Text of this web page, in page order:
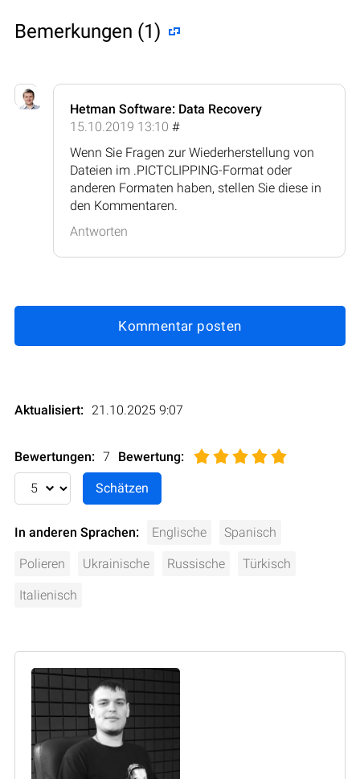
Bemerkungen (1)
Hetman Software: Data Recovery
15.10.2019 13:10 #
Wenn Sie Fragen zur Wiederherstellung von
Dateien im .PICTCLIPPING-Format oder
anderen Formaten haben, stellen Sie diese in
den Kommentaren.
Antworten
Kommentar posten
Aktualisiert: 21.10.2025 9:07
Bewertungen: 7 Bewertung:
In anderen Sprachen: Englische Spanisch
Polieren Ukrainische Russische Türkisch
Italienisch